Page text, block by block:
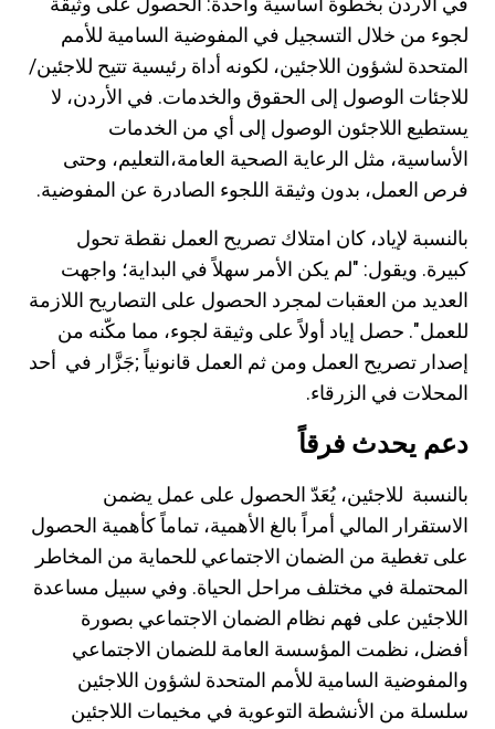
لجوء من خلال التسجيل في المفوضية السامية للأمم
المتحدة لشؤون اللاجئين، لكونه أداة رئيسية تتيح للاجئين/
للاجئات الوصول إلى الحقوق والخدمات. في الأردن، لا
يستطيع اللاجئون الوصول إلى أي من الخدمات
الأساسية، مثل الرعاية الصحية العامة،التعليم، وحتى
فرص العمل، بدون وثيقة اللجوء الصادرة عن المفوضية.
بالنسبة لإياد، كان امتلاك تصريح العمل نقطة تحول
كبيرة. ويقول: "لم يكن الأمر سهلاً في البداية؛ واجهت
العديد من العقبات لمجرد الحصول على التصاريح اللازمة
للعمل". حصل إياد أولاً على وثيقة لجوء، مما مكّنه من
إصدار تصريح العمل ومن ثم العمل قانونياً ;جَزَّار في أحد
المحلات في الزرقاء.
دعم يحدث فرقاً
بالنسبة للاجئين، يُعَدّ الحصول على عمل يضمن
الاستقرار المالي أمراً بالغ الأهمية، تماماً كأهمية الحصول
على تغطية من الضمان الاجتماعي للحماية من المخاطر
المحتملة في مختلف مراحل الحياة. وفي سبيل مساعدة
اللاجئين على فهم نظام الضمان الاجتماعي بصورة
أفضل، نظمت المؤسسة العامة للضمان الاجتماعي
والمفوضية السامية للأمم المتحدة لشؤون اللاجئين
سلسلة من الأنشطة التوعوية في مخيمات اللاجئين